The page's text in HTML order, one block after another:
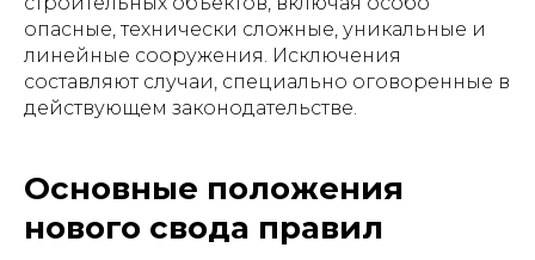
опасные, технически сложные, уникальные и
линейные сооружения. Исключения
составляют случаи, специально оговоренные в
действующем законодательстве.
Основные положения
нового свода правил